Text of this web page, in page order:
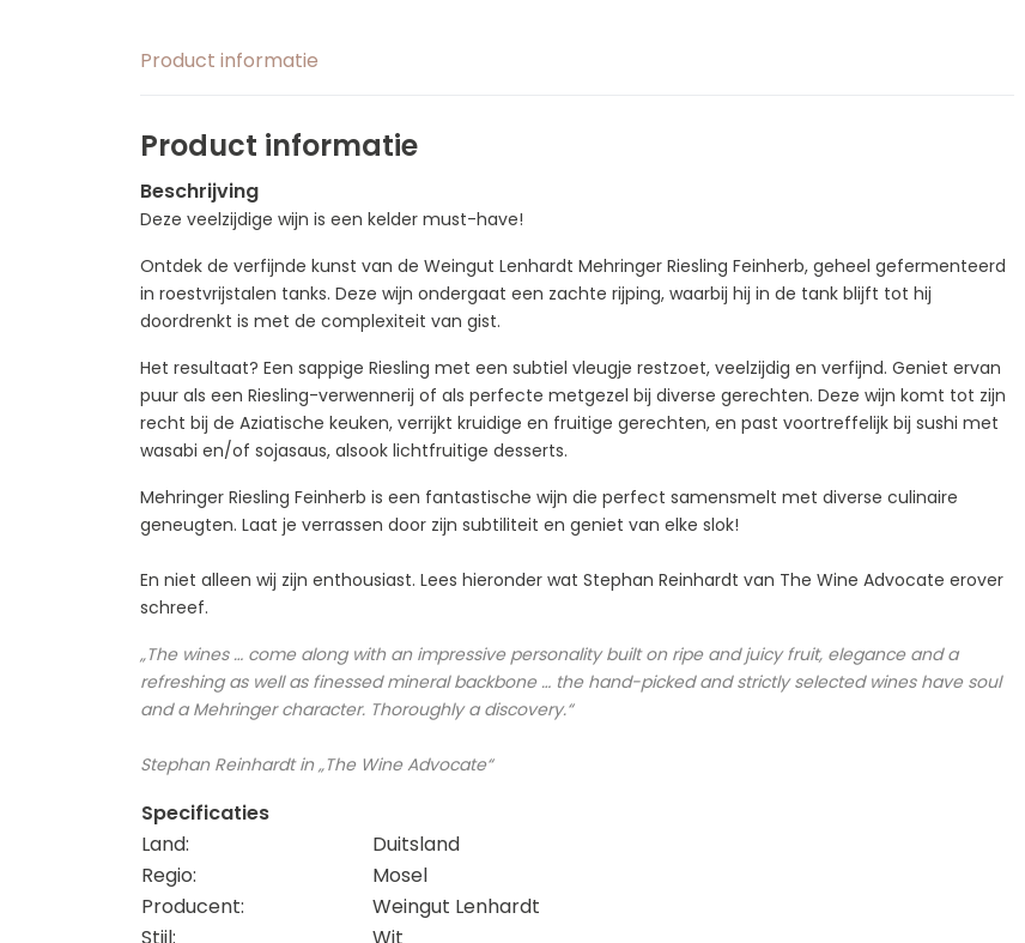
Product informatie
Product informatie
Beschrijving
Deze veelzijdige wijn is een kelder must-have!
Ontdek de verfijnde kunst van de Weingut Lenhardt Mehringer Riesling Feinherb, geheel gefermenteerd
in roestvrijstalen tanks. Deze wijn ondergaat een zachte rijping, waarbij hij in de tank blijft tot hij
doordrenkt is met de complexiteit van gist.
Het resultaat? Een sappige Riesling met een subtiel vleugje restzoet, veelzijdig en verfijnd. Geniet ervan
puur als een Riesling-verwennerij of als perfecte metgezel bij diverse gerechten. Deze wijn komt tot zijn
recht bij de Aziatische keuken, verrijkt kruidige en fruitige gerechten, en past voortreffelijk bij sushi met
wasabi en/of sojasaus, alsook lichtfruitige desserts.
Mehringer Riesling Feinherb is een fantastische wijn die perfect samensmelt met diverse culinaire
geneugten. Laat je verrassen door zijn subtiliteit en geniet van elke slok!
En niet alleen wij zijn enthousiast. Lees hieronder wat Stephan Reinhardt van The Wine Advocate erover
schreef.
„The wines … come along with an impressive personality built on ripe and juicy fruit, elegance and a
refreshing as well as finessed mineral backbone … the hand-picked and strictly selected wines have soul
and a Mehringer character. Thoroughly a discovery.“
Stephan Reinhardt in „The Wine Advocate“
Specificaties
Land:
Duitsland
Regio:
Mosel
Producent:
Weingut Lenhardt